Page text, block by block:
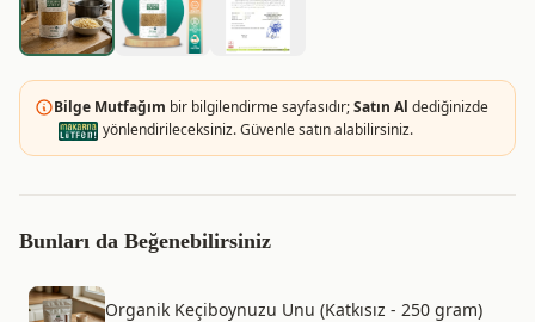
Bilge Mutfağım bir bilgilendirme sayfasıdır;Satın Al dediğinizde
yönlendirileceksiniz. Güvenle satın alabilirsiniz.
Bunları da Beğenebilirsiniz
Organik Keçiboynuzu Unu (Katkısız - 250 gram)